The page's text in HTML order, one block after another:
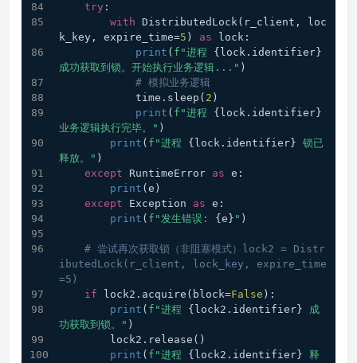
try :
with DistributedLock(r_client, loc
k_key, expire_time=5 ) as lock:
print ( f"进程 {lock.identifier}
成功获取到锁。开始执行业务逻辑..." )
# 模拟业务逻辑
            time.sleep(
2 )
print ( f"进程 {lock.identifier}
业务逻辑执行完毕。" )
print ( f"进程 {lock.identifier} 锁已
释放。" )
except RuntimeError as e:
print (e)
except Exception as e:
print ( f"发生错误: {e} " )
# 尝试再次获取锁（非阻塞模式）lock2 = Distr
ibutedLock(r_client, lock_key, expire_time
=5)
if lock2.acquire(block=False ):
print ( f"进程 {lock2.identifier} 成
功获取到锁。" )
        lock2.release()
print ( f"进程 {lock2.identifier} 释